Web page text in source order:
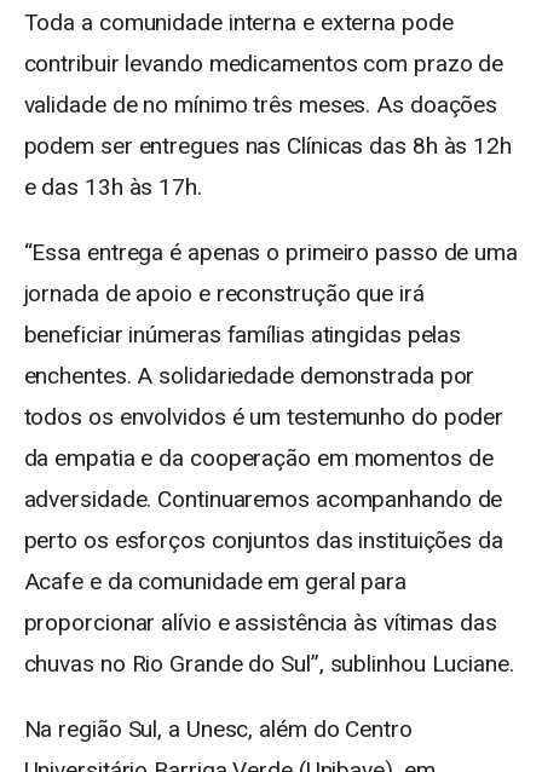
Toda a comunidade interna e externa pode
contribuir levando medicamentos com prazo de
validade de no mínimo três meses. As doações
podem ser entregues nas Clínicas das 8h às 12h
e das 13h às 17h.
“Essa entrega é apenas o primeiro passo de uma
jornada de apoio e reconstrução que irá
beneficiar inúmeras famílias atingidas pelas
enchentes. A solidariedade demonstrada por
todos os envolvidos é um testemunho do poder
da empatia e da cooperação em momentos de
adversidade. Continuaremos acompanhando de
perto os esforços conjuntos das instituições da
Acafe e da comunidade em geral para
proporcionar alívio e assistência às vítimas das
chuvas no Rio Grande do Sul”, sublinhou Luciane.
Na região Sul, a Unesc, além do Centro